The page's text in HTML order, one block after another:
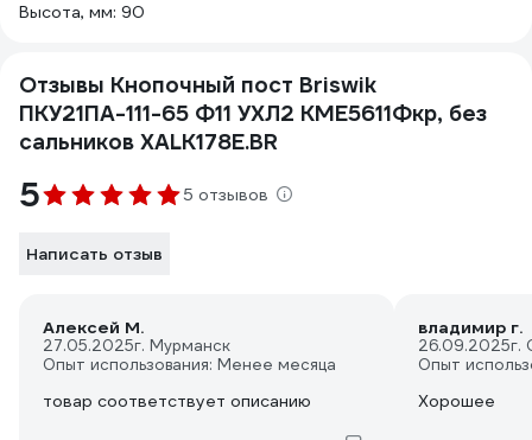
Высота, мм: 90
Отзывы Кнопочный пост Briswik
ПКУ21ПА-111-65 Ф11 УХЛ2 КМЕ5611Фкр, без
сальников XALK178E.BR
5 5 отзывов
Написать отзыв
Алексей М.
27.05.2025г. Мурманск
Опыт использования: Менее месяца
товар соответствует описанию
владимир г.
26.09.2025г.
Опыт
Хорошее